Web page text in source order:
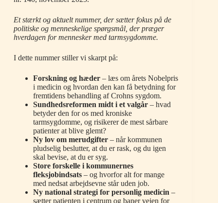
Et stærkt og aktuelt nummer, der sætter fokus på de
politiske og menneskelige spørgsmål, der præger
hverdagen for mennesker med tarmsygdomme.
I dette nummer stiller vi skarpt på:
Forskning og hæder – læs om årets Nobelpris
i medicin og hvordan den kan få betydning for
fremtidens behandling af Crohns sygdom.
Sundhedsreformen midt i et valgår – hvad
betyder den for os med kroniske
tarmsygdomme, og risikerer de mest sårbare
patienter at blive glemt?
Ny lov om merudgifter – når kommunen
pludselig beslutter, at du er rask, og du igen
skal bevise, at du er syg.
Store forskelle i kommunernes
fleksjobindsats – og hvorfor alt for mange
med nedsat arbejdsevne står uden job.
Ny national strategi for personlig medicin –
sætter patienten i centrum og baner vejen for